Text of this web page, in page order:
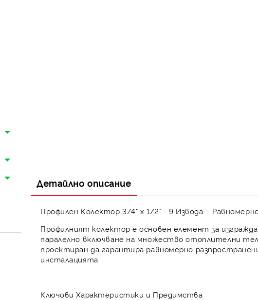
Детайлно описание
Профилен Колектор 3/4" х 1/2" - 9 Извода –
Профилният колектор е основен елемент за
паралелно включване на множество отоплителни
проектиран да гарантира равномерно
инсталацията.
Ключови Характеристики и Предимства